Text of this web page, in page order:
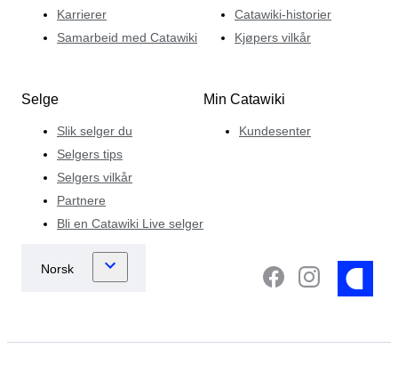
Karrierer
Samarbeid med Catawiki
Catawiki-historier
Kjøpers vilkår
Selge
Slik selger du
Selgers tips
Selgers vilkår
Partnere
Bli en Catawiki Live selger
Min Catawiki
Kundesenter